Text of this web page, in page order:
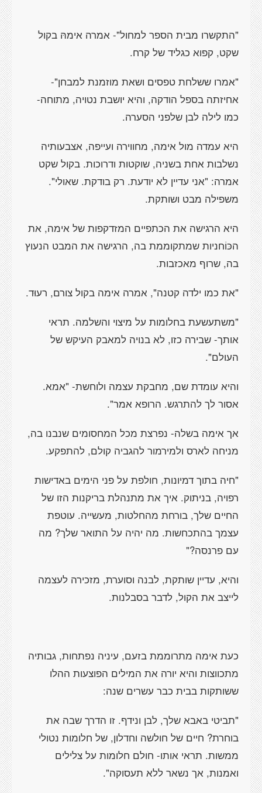
"התקשרו מבית הספר למחול"- אמרה אימהּ בקול
שקט, קפוא כגליד של קרח.
"אמרו ששלחת טפסים ושאת מוזמנת למבחן"-
אחיזתה בספל הודקה, והיא יושבת נטויה, מתוחה-
כמו לילה לבן שלפני הסערה.
היא עמדה מול אימה, מחווירה ועייפה, אצבעותיה
נשלבות אחת בשניה, שוקטות ודרוכות. בקול שקט
אמרה: "אני עדיין לא יודעת. רק בודקת. שאולי".
משפילה מבט ושותקת.
היא הרגישה את הכתפיים המזדקפות של אימה, את
הכּוֹחניות שמתקוממת בה, הרגישה את המבט הנעוץ
בה, שרוף מאכזבות.
"את כמו ילדה קטנה", אמרה אימה בקול צורם, רעוּד.
"משתעשעת בחלומות על מיצוי והשלמה. תראי
אותך- שבירה כזו, לא בנויה למאבק העיקש של
העולם".
והיא עומדת שם, מחבקת עצמה ולוחשת- "אמא.
אסור לך להתרגש. הרופא אמר".
אך אימה בשלה- נפרצת מכל המחסומים שנבנו בה,
מניחה לארס ולמירמור להגביה קולם, להתפקע.
"חיה בתוך דמיונות, חולפת על פני הימים באדישות
רפויה, בניתוק. איך את מתנהלת בריקנות הזו של
החיים שלך, בורחת מהחלטות, מעשייה. עוטפת
עצמך בהתכחשות. מה יהיה על התואר שלך? מה
עם פרנסה?"
והיא, עדיין שותקת, לבנה וסוערת, מזכירה לעצמה
לייצב את הקול, לדבר בסבלנות.
כעת אימה מתרוממת בזעם, עיניה נפתחות, גבותיה
מתכווצות והיא יורה את המילים הפוצעות ההלו
ששותקות בבית כבר עשרים שנה:
"תביטי באבא שלך, לבן ונידף. זו הדרך שבה את
בוחרת? חיים של חולשה וחדלון, של חלומות נטולי
ממשות. תראי אותו- חולם חלומות על צלילים
ואמנות, אך נשאר ללא תעסוקה".